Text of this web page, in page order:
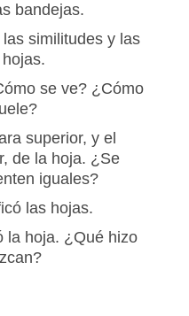
bandejas.
similitudes y las
se ve? ¿Cómo
superior, y el
de la hoja. ¿Se
iguales?
las hojas.
la hoja. ¿Qué hizo